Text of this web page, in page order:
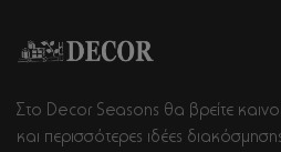
Στο Decor Seasons θα βρείτε
και περισσότερες ιδέες